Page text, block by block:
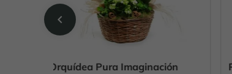
chevron_left
Rústico Flowers & osito